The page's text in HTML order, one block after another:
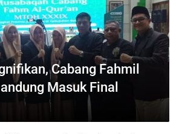
Cabang Fahmil
Masuk Final